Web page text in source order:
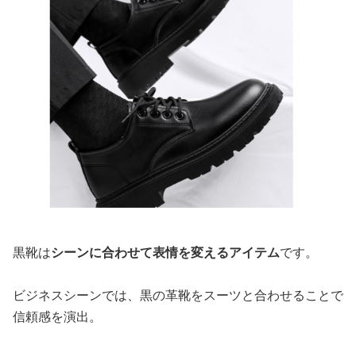
黒靴はシーンに合わせて表情を変えるアイテムです。
ビジネスシーンでは、黒の革靴をスーツと合わせることで
信頼感を演出。